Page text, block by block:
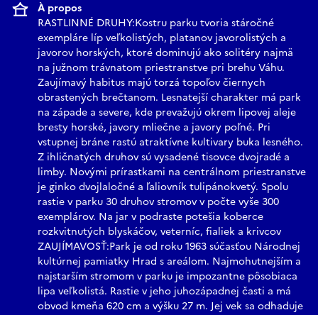
À propos
RASTLINNÉ DRUHY:Kostru parku tvoria stáročné
exempláre líp veľkolistých, platanov javorolistých a
javorov horských, ktoré dominujú ako solitéry najmä
na južnom trávnatom priestranstve pri brehu Váhu.
Zaujímavý habitus majú torzá topoľov čiernych
obrastených brečtanom. Lesnatejší charakter má park
na západe a severe, kde prevažujú okrem lipovej aleje
bresty horské, javory mliečne a javory poľné. Pri
vstupnej bráne rastú atraktívne kultivary buka lesného.
Z ihličnatých druhov sú vysadené tisovce dvojradé a
limby. Novými prírastkami na centrálnom priestranstve
je ginko dvojlaločné a ľaliovník tulipánokvetý. Spolu
rastie v parku 30 druhov stromov v počte vyše 300
exemplárov. Na jar v podraste potešia koberce
rozkvitnutých blyskáčov, veterníc, fialiek a krivcov
ZAUJÍMAVOSŤ:Park je od roku 1963 súčasťou Národnej
kultúrnej pamiatky Hrad s areálom. Najmohutnejším a
najstarším stromom v parku je impozantne pôsobiaca
lipa veľkolistá. Rastie v jeho juhozápadnej časti a má
obvod kmeňa 620 cm a výšku 27 m. Jej vek sa odhaduje